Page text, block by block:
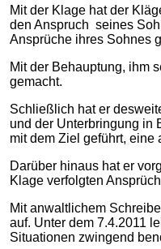
Mit der Klage hat der
den Anspruch seines
Ansprüche ihres Sohnes
Mit der Behauptung, ihm
gemacht.
Schließlich hat er
und der Unterbringung in
mit dem Ziel geführt, eine
Darüber hinaus hat er
Klage verfolgten
Mit anwaltlichem
auf. Unter dem 7.4.2011
Situationen zwingend